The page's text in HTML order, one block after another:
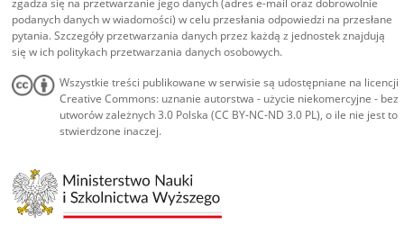
zgadza się na przetwarzanie jego danych (adres e-mail oraz dobrowolnie
podanych danych w wiadomości) w celu przesłania odpowiedzi na przesłane
pytania. Szczegóły przetwarzania danych przez każdą z jednostek znajdują
się w ich politykach przetwarzania danych osobowych.
Wszystkie treści publikowane w serwisie są udostępniane na licencji
Creative Commons: uznanie autorstwa - użycie niekomercyjne - bez
utworów zależnych 3.0 Polska (CC BY-NC-ND 3.0 PL), o ile nie jest to
stwierdzone inaczej.